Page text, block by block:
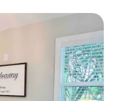
appréciés